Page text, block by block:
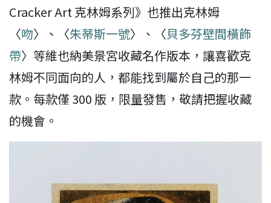
Cracker Art 克林姆系列》也推出克林姆
〈吻〉、〈朱蒂斯一號〉、〈貝多芬壁間橫飾
帶〉等維也納美景宮收藏名作版本，讓喜歡克
林姆不同面向的人，都能找到屬於自己的那一
款。每款僅 300 版，限量發售，敬請把握收藏
的機會。